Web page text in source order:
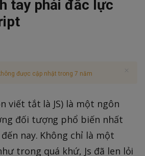
tay phải đắc lực
được cập nhật trong 7 năm
viết tắt là JS) là một ngôn
đối tượng phổ biến nhất
nay. Không chỉ là một
trong quá khứ, Js đã len lỏi